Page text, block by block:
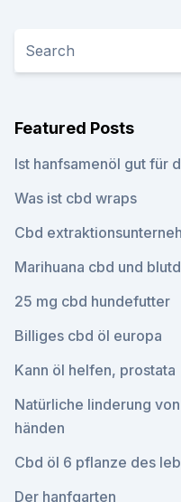
Featured Posts
Ist hanfsamenöl gut für
Was ist cbd wraps
Cbd
Marihuana cbd und
25 mg cbd hundefutter
Billiges cbd öl europa
Kann öl helfen, prostata
Natürliche linderung
händen
Cbd öl 6 pflanze des
Der hanfgarten